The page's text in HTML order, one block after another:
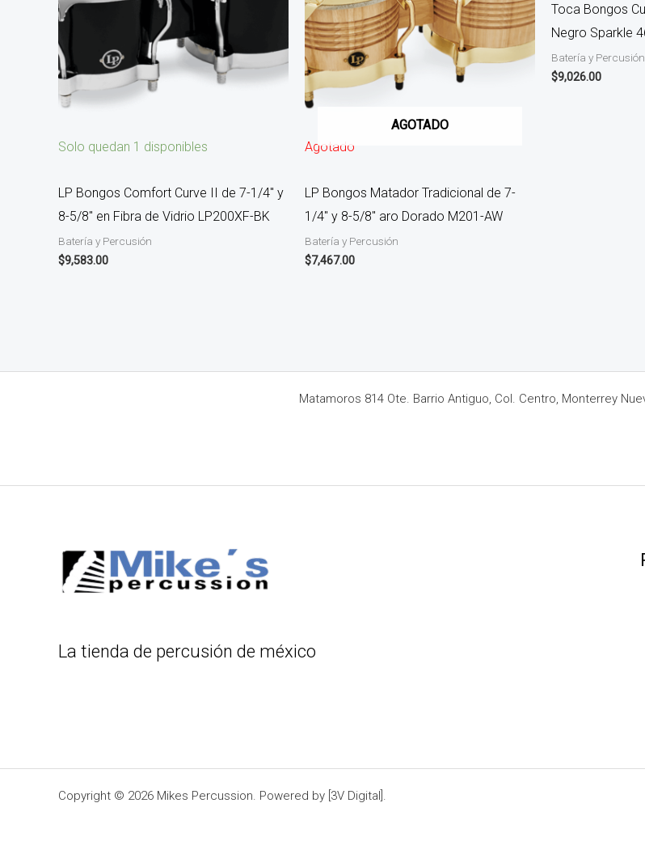
Solo quedan 1 disponibles
LP Bongos Comfort Curve II de 7-1/4″ y
8-5/8″ en Fibra de Vidrio LP200XF-BK
Batería y Percusión
$9,583.00
AGOTADO
Agotado
LP Bongos Matador Tradicional de 7-
1/4″ y 8-5/8″ aro Dorado M201-AW
Batería y Percusión
$7,467.00
Toca Bongos
Negro Sparkle
Batería y Percusión
$9,026.00
Matamoros 814 Ote. Barrio Antiguo, Col. Centro, Monterrey
La tienda de percusión de méxico
Copyright © 2026 Mikes Percussion. Powered by [3V Digital].